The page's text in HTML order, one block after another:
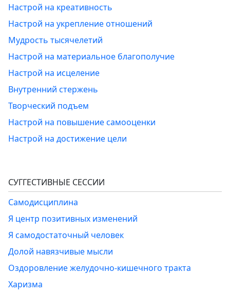
Настрой на креативность
Настрой на укрепление отношений
Мудрость тысячелетий
Настрой на материальное благополучие
Настрой на исцеление
Внутренний стержень
Творческий подъем
Настрой на повышение самооценки
Настрой на достижение цели
СУГГЕСТИВНЫЕ СЕССИИ
Самодисциплина
Я центр позитивных изменений
Я самодостаточный человек
Долой навязчивые мысли
Оздоровление желудочно-кишечного тракта
Харизма